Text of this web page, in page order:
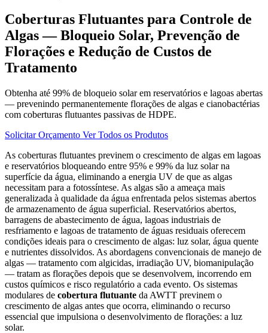
Coberturas Flutuantes para Controle de
Algas — Bloqueio Solar, Prevenção de
Florações e Redução de Custos de
Tratamento
Obtenha até 99% de bloqueio solar em reservatórios e lagoas abertas
— prevenindo permanentemente florações de algas e cianobactérias
com coberturas flutuantes passivas de HDPE.
Solicitar Orçamento Ver Todos os Produtos
As coberturas flutuantes previnem o crescimento de algas em lagoas
e reservatórios bloqueando entre 95% e 99% da luz solar na
superfície da água, eliminando a energia UV de que as algas
necessitam para a fotossíntese. As algas são a ameaça mais
generalizada à qualidade da água enfrentada pelos sistemas abertos
de armazenamento de água superficial. Reservatórios abertos,
barragens de abastecimento de água, lagoas industriais de
resfriamento e lagoas de tratamento de águas residuais oferecem
condições ideais para o crescimento de algas: luz solar, água quente
e nutrientes dissolvidos. As abordagens convencionais de manejo de
algas — tratamento com algicidas, irradiação UV, biomanipulação
— tratam as florações depois que se desenvolvem, incorrendo em
custos químicos e risco regulatório a cada evento. Os sistemas
modulares de cobertura flutuante da AWTT previnem o
crescimento de algas antes que ocorra, eliminando o recurso
essencial que impulsiona o desenvolvimento de florações: a luz
solar.